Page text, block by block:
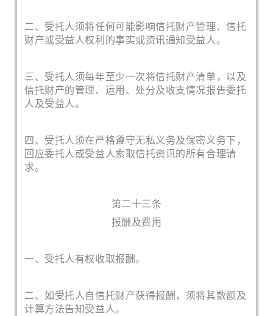
二、受托人须将任何可能影响信托财产管理、信托
财产或受益人权利的事实或资讯通知受益人。
三、受托人须每年至少一次将信托财产清单，以及
信托财产的管理、运用、处分及收支情况报告委托
人及受益人。
四、受托人须在严格遵守无私义务及保密义务下，
回应委托人或受益人索取信托资讯的所有合理请
求。
第二十三条
报酬及费用
一、受托人有权收取报酬。
二、如受托人自信托财产获得报酬，须将其数额及
计算方法告知受益人。